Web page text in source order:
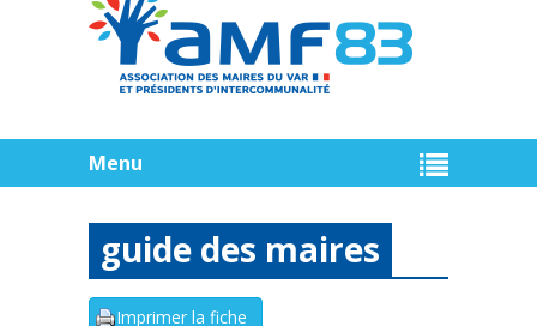
Menu
guide des maires